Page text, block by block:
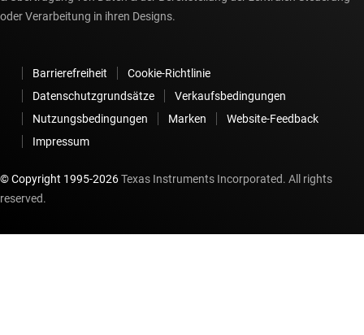
oder Verarbeitung in ihren Designs.
Barrierefreiheit
Cookie-Richtlinie
Datenschutzgrundsätze
Verkaufsbedingungen
Nutzungsbedingungen
Marken
Website-Feedback
Impressum
© Copyright 1995-2026Texas Instruments Incorporated. All rights
reserved.